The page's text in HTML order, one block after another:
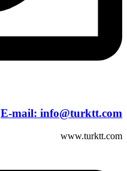
E-mail: info@turktt.com
www.turktt.com